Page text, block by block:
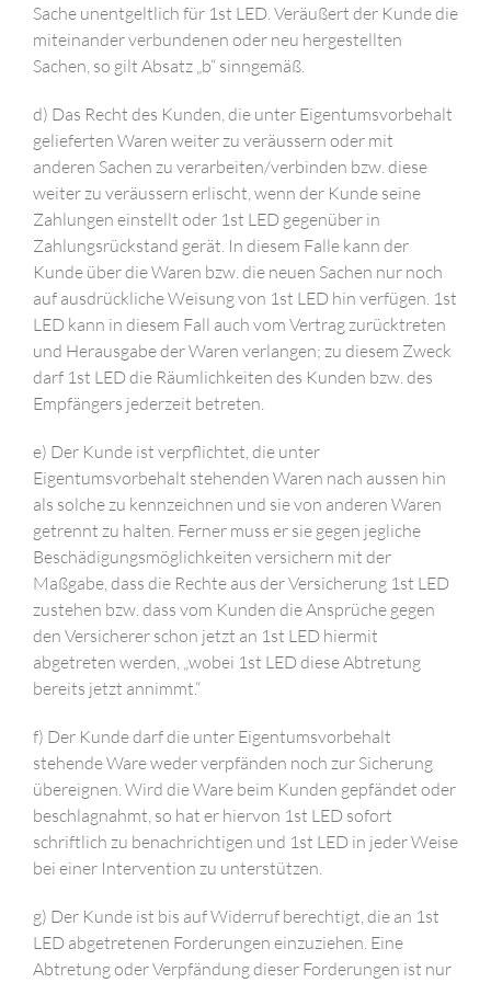
Sache unentgeltlich für 1st LED. Veräußert der Kunde die
miteinander verbundenen oder neu hergestellten
Sachen, so gilt Absatz „b“ sinngemäß.
d) Das Recht des Kunden, die unter Eigentumsvorbehalt
gelieferten Waren weiter zu veräussern oder mit
anderen Sachen zu verarbeiten/verbinden bzw. diese
weiter zu veräussern erlischt, wenn der Kunde seine
Zahlungen einstellt oder 1st LED gegenüber in
Zahlungsrückstand gerät. In diesem Falle kann der
Kunde über die Waren bzw. die neuen Sachen nur noch
auf ausdrückliche Weisung von 1st LED hin verfügen. 1st
LED kann in diesem Fall auch vom Vertrag zurücktreten
und Herausgabe der Waren verlangen; zu diesem Zweck
darf 1st LED die Räumlichkeiten des Kunden bzw. des
Empfängers jederzeit betreten.
e) Der Kunde ist verpflichtet, die unter
Eigentumsvorbehalt stehenden Waren nach aussen hin
als solche zu kennzeichnen und sie von anderen Waren
getrennt zu halten. Ferner muss er sie gegen jegliche
Beschädigungsmöglichkeiten versichern mit der
Maßgabe, dass die Rechte aus der Versicherung 1st LED
zustehen bzw. dass vom Kunden die Ansprüche gegen
den Versicherer schon jetzt an 1st LED hiermit
abgetreten werden, „wobei 1st LED diese Abtretung
bereits jetzt annimmt.“
f) Der Kunde darf die unter Eigentumsvorbehalt
stehende Ware weder verpfänden noch zur Sicherung
übereignen. Wird die Ware beim Kunden gepfändet oder
beschlagnahmt, so hat er hiervon 1st LED sofort
schriftlich zu benachrichtigen und 1st LED in jeder Weise
bei einer Intervention zu unterstützen.
g) Der Kunde ist bis auf Widerruf berechtigt, die an 1st
LED abgetretenen Forderungen einzuziehen. Eine
Abtretung oder Verpfändung dieser Forderungen ist nur